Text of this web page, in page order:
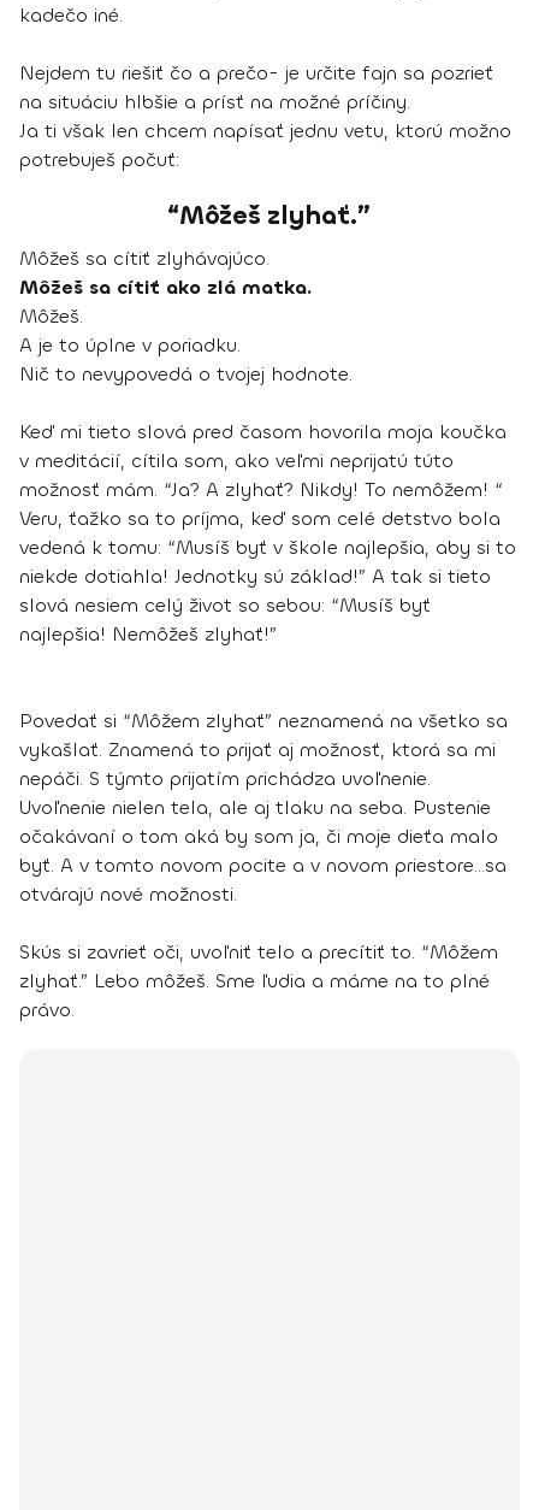
kadečo iné.
Nejdem tu riešiť čo a prečo- je určite fajn sa pozrieť
na situáciu hlbšie a prísť na možné príčiny.
Ja ti však len chcem napísať jednu vetu, ktorú možno
potrebuješ počuť:
“Môžeš zlyhať.”
Môžeš sa cítiť zlyhávajúco.
Môžeš sa cítiť ako zlá matka.
Môžeš.
A je to úplne v poriadku.
Nič to nevypovedá o tvojej hodnote.
Keď mi tieto slová pred časom hovorila moja koučka
v meditácií, cítila som, ako veľmi neprijatú túto
možnosť mám. “Ja? A zlyhať? Nikdy! To nemôžem! “
Veru, ťažko sa to príjma, keď som celé detstvo bola
vedená k tomu: “Musíš byť v škole najlepšia, aby si to
niekde dotiahla! Jednotky sú základ!” A tak si tieto
slová nesiem celý život so sebou: “Musíš byť
najlepšia! Nemôžeš zlyhať!”
Povedať si “Môžem zlyhať” neznamená na všetko sa
vykašlať. Znamená to prijať aj možnosť, ktorá sa mi
nepáči. S týmto prijatím prichádza uvoľnenie.
Uvoľnenie nielen tela, ale aj tlaku na seba. Pustenie
očakávaní o tom aká by som ja, či moje dieťa malo
byť. A v tomto novom pocite a v novom priestore…sa
otvárajú nové možnosti.
Skús si zavrieť oči, uvoľniť telo a precítiť to. “Môžem
zlyhať.” Lebo môžeš. Sme ľudia a máme na to plné
právo.